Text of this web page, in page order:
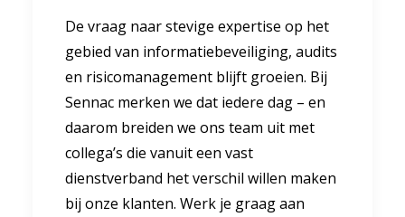
De vraag naar stevige expertise op het
gebied van informatiebeveiliging, audits
en risicomanagement blijft groeien. Bij
Sennac merken we dat iedere dag – en
daarom breiden we ons team uit met
collega’s die vanuit een vast
dienstverband het verschil willen maken
bij onze klanten. Werk je graag aan